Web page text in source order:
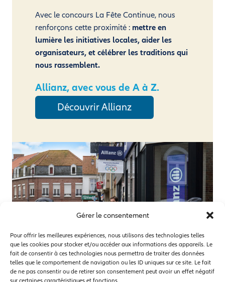
Gérer le consentement
Pour offrir les meilleures expériences, nous utilisons des technologies telles
que les cookies pour stocker et/ou accéder aux informations des appareils. Le
fait de consentir à ces technologies nous permettra de traiter des données
telles que le comportement de navigation ou les ID uniques sur ce site. Le fait
de ne pas consentir ou de retirer son consentement peut avoir un effet négatif
Avec le concours La Fête Continue, nous
renforçons cette proximité : mettre en
lumière les initiatives locales, aider les
organisateurs, et célébrer les traditions qui
nous rassemblent.
Allianz, avec vous de A à Z.
Découvrir Allianz